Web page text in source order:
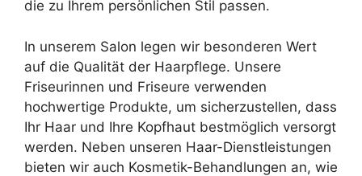
die zu Ihrem persönlichen Stil passen.
In unserem Salon legen wir besonderen Wert
auf die Qualität der Haarpflege. Unsere
Friseurinnen und Friseure verwenden
hochwertige Produkte, um sicherzustellen, dass
Ihr Haar und Ihre Kopfhaut bestmöglich versorgt
werden. Neben unseren Haar-Dienstleistungen
bieten wir auch Kosmetik-Behandlungen an, wie